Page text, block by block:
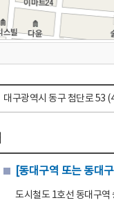
대구광역시 동구 첨단로 53
[동대구역 또는 동대
도시철도 1호선 동대구